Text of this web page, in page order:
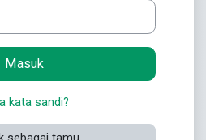
Masuk
kata sandi?